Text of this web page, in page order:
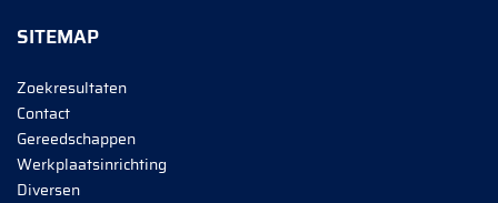
SITEMAP
Zoekresultaten
Contact
Gereedschappen
Werkplaatsinrichting
Diversen